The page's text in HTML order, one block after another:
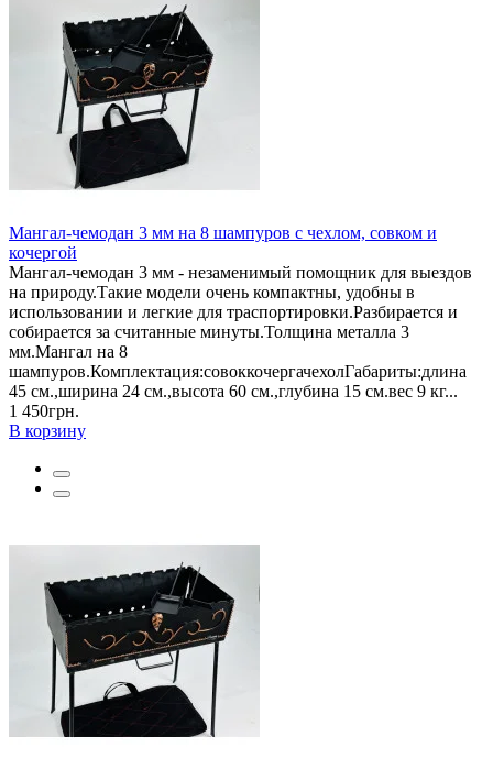
Мангал-чемодан 3 мм на 8 шампуров с чехлом, совком и
кочергой
Мангал-чемодан 3 мм - незаменимый помощник для выездов
на природу.Такие модели очень компактны, удобны в
использовании и легкие для траспортировки.Разбирается и
собирается за считанные минуты.Толщина металла 3
мм.Мангал на 8
шампуров.Комплектация:совоккочергачехолГабариты:длина
45 см.,ширина 24 см.,высота 60 см.,глубина 15 см.вес 9 кг...
1 450грн.
В корзину